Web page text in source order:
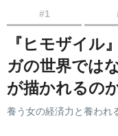
#1
『ヒモザイル
ガの世界では
が描かれるの
養う女の経済力と養われ